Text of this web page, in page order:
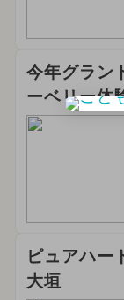
今年グラン
ーベリー体
ピュアハ
大垣